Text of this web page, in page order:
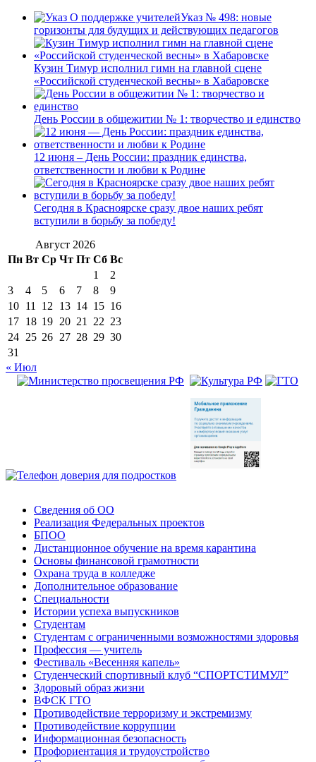
Указ № 498: новые
горизонты для будущих и действующих педагогов
Кузин Тимур исполнил гимн на главной сцене
«Российской студенческой весны» в Хабаровске
День России в общежитии № 1: творчество и единство
12 июня – День России: праздник единства,
ответственности и любви к Родине
Сегодня в Красноярске сразу двое наших ребят
вступили в борьбу за победу!
Август 2026
Пн Вт Ср Чт Пт Сб Вс
1
2
3
4 5 6 7 8
9
10 11 12 13 14 15 16
17 18 19 20 21 22 23
24 25 26 27 28 29 30
31
« Июл
Сведения об ОО
Реализация Федеральных проектов
БПОО
Дистанционное обучение на время карантина
Основы финансовой грамотности
Охрана труда в колледже
Дополнительное образование
Специальности
Истории успеха выпускников
Студентам
Студентам с ограниченными возможностями здоровья
Профессия — учитель
Фестиваль «Весенняя капель»
Студенческий спортивный клуб “СПОРТСТИМУЛ”
Здоровый образ жизни
ВФСК ГТО
Противодействие терроризму и экстремизму
Противодействие коррупции
Информационная безопасность
Профориентация и трудоустройство